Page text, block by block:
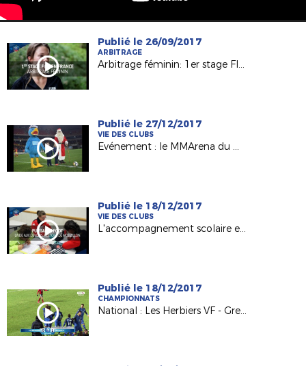
Publié le 26/09/2017
ARBITRAGE
Arbitrage féminin: 1er stage FIFA en France
Publié le 27/12/2017
VIE DES CLUBS
Evénement : le MMArena du Mans FC en mode Noël !
Publié le 18/12/2017
VIE DES CLUBS
L'accompagnement scolaire en lumière avec l'Etoile Mouzillonnaise
Publié le 18/12/2017
CHAMPIONNATS
National : Les Herbiers VF - Grenoble Foot 38 (0-1)